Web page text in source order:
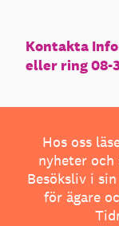
Kontakta
eller ring 08-
Hos oss
nyheter och
Besöksliv i
för ägare